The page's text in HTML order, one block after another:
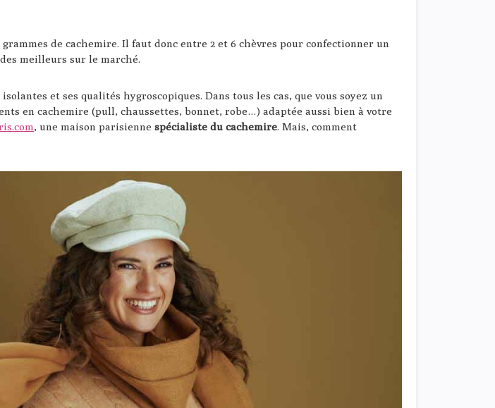
de cachemire. Il faut donc entre 2 et 6 chèvres pour confectionner un
meilleurs sur le marché.
et ses qualités hygroscopiques. Dans tous les cas, que vous soyez un
en cachemire (pull, chaussettes, bonnet, robe…) adaptée aussi bien à votre
, une maison parisienne spécialiste du cachemire. Mais, comment